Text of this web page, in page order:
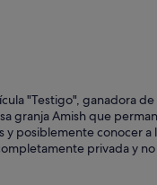
"Testigo", ganadora
granja Amish que
posiblemente conocer a
privada y